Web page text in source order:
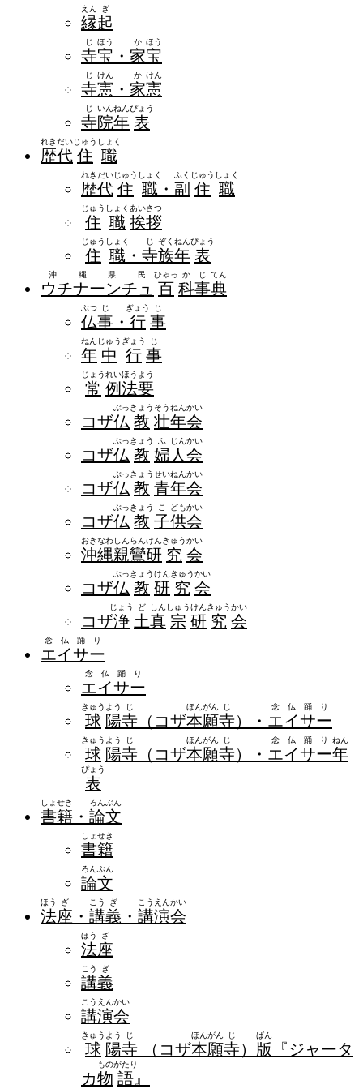
縁
えん
起
ぎ
寺
じ
宝
ほう
・ 家
か
宝
ほう
寺
じ
憲
けん
・ 家
か
憲
けん
寺
じ
院
いん
年
ねん
表
ぴょう
歴
れき
代
だい
住
じゅう
職
しょく
歴
れき
代
だい
住
じゅう
職
しょく
・ 副
ふく
住
じゅう
職
しょく
住
じゅう
職
しょく
挨
あい
拶
さつ
住
じゅう
職
しょく
・ 寺
じ
族
ぞく
年
ねん
表
ぴょう
ウチナーンチュ
沖縄県民
百
ひゃっ
科
か
事
じ
典
てん
仏
ぶつ
事
じ
・ 行
ぎょう
事
じ
年
ねん
中
じゅう
行
ぎょう
事
じ
常
じょう
例
れい
法
ほう
要
よう
コザ仏
ぶっ
教
きょう
壮
そう
年
ねん
会
かい
コザ仏
ぶっ
教
きょう
婦
ふ
人
じん
会
かい
コザ仏
ぶっ
教
きょう
青
せい
年
ねん
会
かい
コザ仏
ぶっ
教
きょう
子
こ
供
ども
会
かい
沖
おき
縄
なわ
親
しん
鸞
らん
研
けん
究
きゅう
会
かい
コザ仏
ぶっ
教
きょう
研
けん
究
きゅう
会
かい
コザ浄
じょう
土
ど
真
しん
宗
しゅう
研
けん
究
きゅう
会
かい
エイサー
念仏踊り
エイサー
念仏踊り
球
きゅう
陽
よう
寺
じ
（コザ本
ほん
願
がん
寺
じ
）・ エイサー
念仏踊り
球
きゅう
陽
よう
寺
じ
（コザ本
ほん
願
がん
寺
じ
）・ エイサー
念仏踊り
年
ねん
表
ぴょう
書
しょ
籍
せき
・ 論
ろん
文
ぶん
書
しょ
籍
せき
論
ろん
文
ぶん
法
ほう
座
ざ
・ 講
こう
義
ぎ
・ 講
こう
演
えん
会
かい
法
ほう
座
ざ
講
こう
義
ぎ
講
こう
演
えん
会
かい
球
きゅう
陽
よう
寺
じ
（コザ本
ほん
願
がん
寺
じ
） 版
ばん
『ジャータ
カ物
もの
語
がたり
』